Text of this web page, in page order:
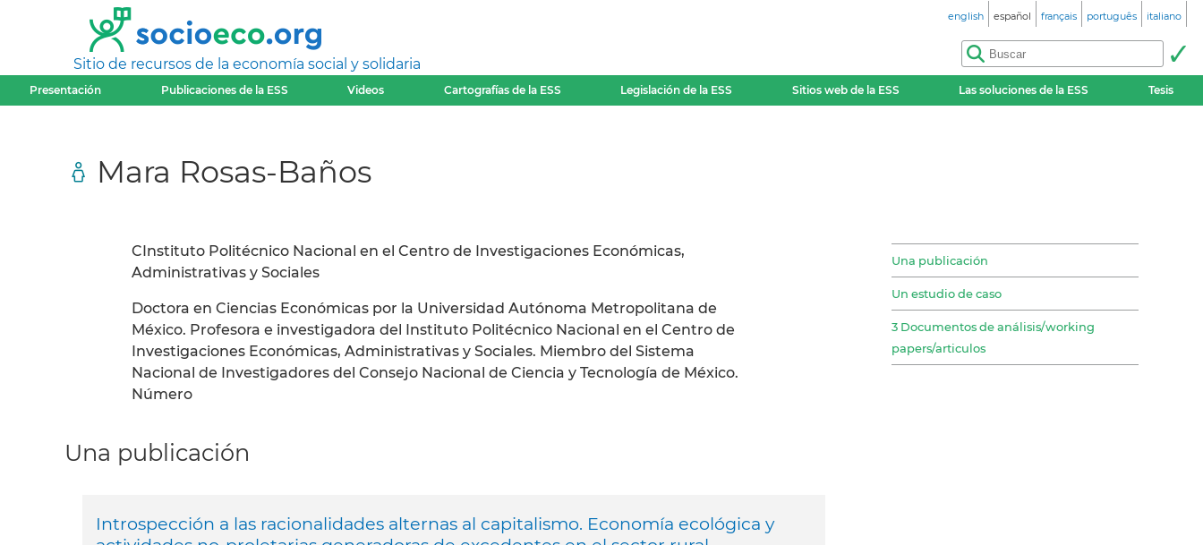
Sitio de recursos de la economía social y solidaria
english español français português italiano
Presentación Publicaciones de la ESS Videos Cartografías de la ESS Legislación de la ESS Sitios web de la ESS Las soluciones de la ESS Tesis
Mara Rosas-Baños
CInstituto Politécnico Nacional en el Centro de Investigaciones Económicas,
Administrativas y Sociales
Doctora en Ciencias Económicas por la Universidad Autónoma Metropolitana de
México. Profesora e investigadora del Instituto Politécnico Nacional en el Centro de
Investigaciones Económicas, Administrativas y Sociales. Miembro del Sistema
Nacional de Investigadores del Consejo Nacional de Ciencia y Tecnología de México.
Número
Una publicación
Un estudio de caso
3 Documentos de análisis/working
papers/articulos
Una publicación
Introspección a las racionalidades alternas al capitalismo. Economía ecológica y